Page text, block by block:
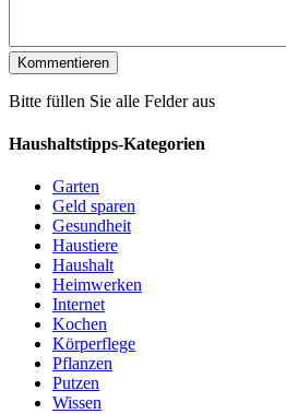
Bitte füllen Sie alle Felder aus
Haushaltstipps-Kategorien
Garten
Geld sparen
Gesundheit
Haustiere
Haushalt
Heimwerken
Internet
Kochen
Körperflege
Pflanzen
Putzen
Wissen